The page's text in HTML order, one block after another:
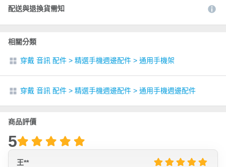
配送與退換貨需知
相關分類
穿戴 音訊 配件 > 精選手機週邊配件 > 通用手機架
穿戴 音訊 配件 > 精選手機週邊配件 > 通用手機週邊配件
商品評價
5
王**